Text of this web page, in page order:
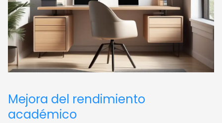
Mejora del rendimiento
académico